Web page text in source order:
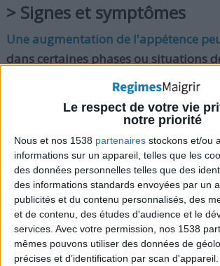
Le respect de votre vie
notre priorité
Nous et nos 1538 partenaires stockons et/ou
informations sur un appareil, telles que les
des données personnelles telles que des
des informations standards envoyées par un
publicités et du contenu personnalisés, des
et de contenu, des études d'audience et le
services. Avec votre permission, nos 1538
mêmes pouvons utiliser des données de
précises et d’identification par scan
> Signes et symptômes
Une augmentation de l'appétence
dans certaines phases ou situations
Un enfant ou adolescent en train
mangera davantage pour
Une femme enceinte peut avoir
plus.
Une personne souffrant de
hormonaux passagers (pendant
certains moments pendant la
Un programme sportif intense
l'appétit.
Une personne qui vient de